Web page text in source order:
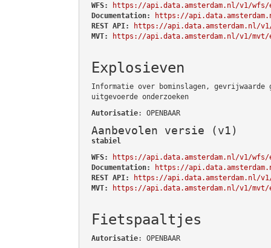
WFS:
https://api.data.amsterdam.nl/v1/wfs/
Documentation:
https://
REST API:
https://api.data.amsterdam.nl/v1/
MVT:
https://api.data.amsterdam.nl/v1/mvt/
Explosieven
Informatie over bominslagen, gevrijwaarde
uitgevoerde onderzoeken
Autorisatie: OPENBAAR
Aanbevolen versie (v1)
stabiel
WFS:
https://api.data.amsterdam.nl/v1/wfs/
Documentation:
https://
REST API:
https://api.data.amsterdam.nl/
MVT:
https://api.data.amsterdam.nl/v1/mvt/
Fietspaaltjes
Autorisatie: OPENBAAR